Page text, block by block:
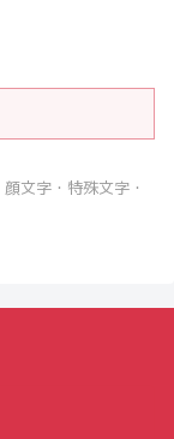
顔文字・特殊文字・